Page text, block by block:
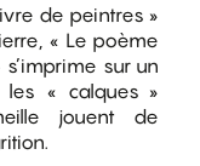
de peintres »
« Le poème
sur un
« calques »
jouent de